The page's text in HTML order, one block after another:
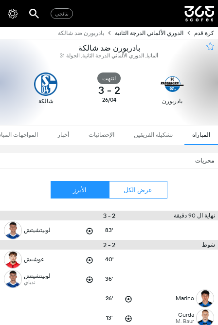
نتائجي
كرة قدم الدوري الألماني الدرجة الثانية بادربورن ضد شالكة
بادربورن ضد شالكة
ألمانيا, الدوري الألماني الدرجة الثانية, الجولة 31
بادربورن
انتهت
2
-
3
26/04 شالكة
المباراة تشكيلة الفريقين الإحصائيات أخبار المواجهات
مجريات
عرض الكل الأبرز
نهاية ال 90 دقيقة 2 - 3
83' لوبيتشيتش
شوط 2 - 2
40' عوشيش
35' لوبيتشيتش
ندياي
Marino
26'
Curda
M. Baur
13'